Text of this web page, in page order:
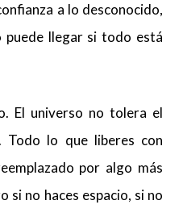
a lo desconocido,
puede llegar si todo está
El universo no tolera el
Todo lo que liberes con
por algo más
si no haces espacio, si no